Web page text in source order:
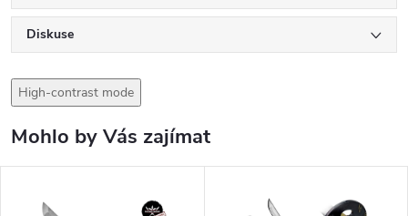
Diskuse
High-contrast mode
Mohlo by Vás zajímat